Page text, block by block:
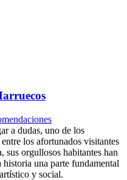
a dudas, uno de los
los afortunados visitantes
sus orgullosos habitantes han
una parte fundamental
y social.